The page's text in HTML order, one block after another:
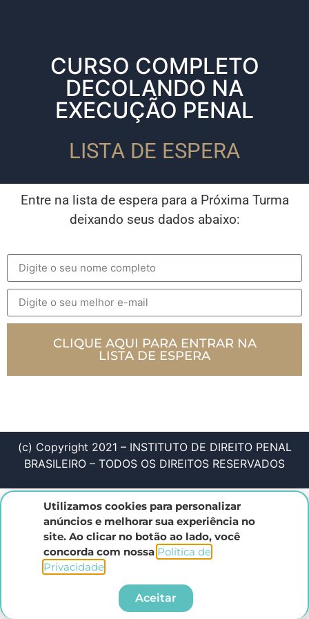
CURSO COMPLETO
DECOLANDO NA
EXECUÇÃO PENAL
LISTA DE ESPERA
Entre na lista de espera para a Próxima Turma
deixando seus dados abaixo:
CLIQUE AQUI PARA ENTRAR NA
LISTA DE ESPERA
(c) Copyright 2021 – INSTITUTO DE DIREITO PENAL
BRASILEIRO – TODOS OS DIREITOS RESERVADOS
Utilizamos cookies para personalizar
anúncios e melhorar sua experiência no
site. Ao clicar no botão ao lado, você
concorda com nossa Política de
Privacidade.​
Aceitar